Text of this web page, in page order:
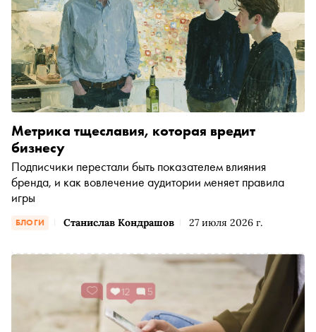
БЛОГИ Станислав Кондрашов 27 июля 2026 г.
Метрика тщеславия, которая вредит
бизнесу
Подписчики перестали быть показателем влияния
бренда, и как вовлечение аудитории меняет правила
игры